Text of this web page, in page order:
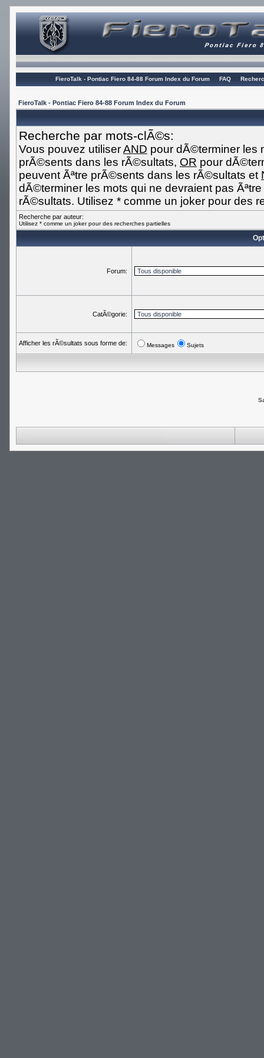
FieroTalk - Pontiac Fiero 84-88 Forum Index du Forum FAQ
FieroTalk - Pontiac Fiero 84-88 Forum Index du Forum
Recherche par mots-clÃ©s:
Vous pouvez utiliserAND pour dÃ©terminer les
prÃ©sents dans les rÃ©sultats, OR pour
peuvent Ãªtre prÃ©sents dans les rÃ©sultats et
dÃ©terminer les mots qui ne devraient pas
rÃ©sultats. Utilisez * comme un joker pour des
Recherche par auteur:
Utilisez * comme un joker pour des recherches partielles
Forum:
CatÃ©gorie:
Afficher les rÃ©sultats sous forme de: Messages Sujets